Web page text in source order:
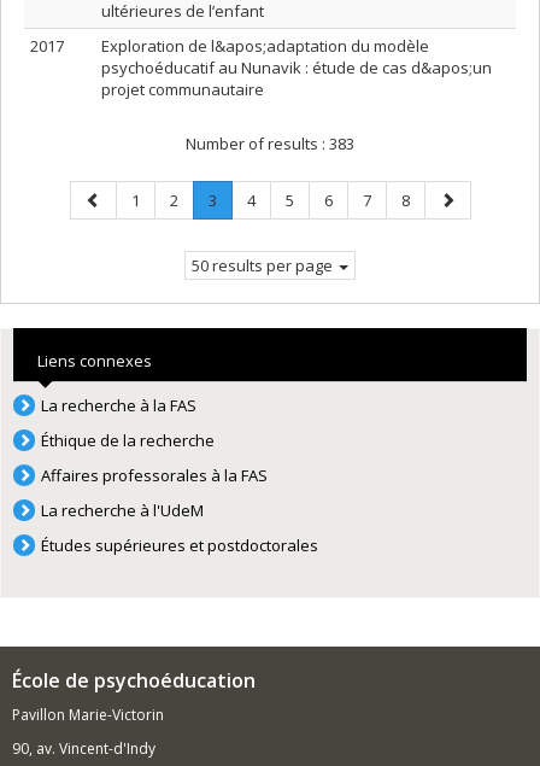
ultérieures de l’enfant
2017
Exploration de l&apos;adaptation du modèle
psychoéducatif au Nunavik : étude de cas d&apos;un
projet communautaire
Number of results : 383
Previous
page
Page
1 Page
2 Page
3.
Current
Page
4 Page
5 Page
6 Page
7 Page
8
Next
page
50 results per page
Liens connexes
La recherche à la FAS
Éthique de la recherche
Affaires professorales à la FAS
La recherche à l'UdeM
Études supérieures et postdoctorales
École de psychoéducation
Pavillon Marie-Victorin
90, av. Vincent-d'Indy